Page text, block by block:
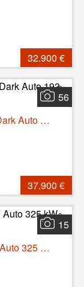
32.900 €
56
Volvo XC40 T5 Recharge PHEV Plus Dark Auto 193 kW (262 CV)
37.900 €
15
Volvo EC40 Recharge Twin Plus AWD Auto 325 kW (442 CV)